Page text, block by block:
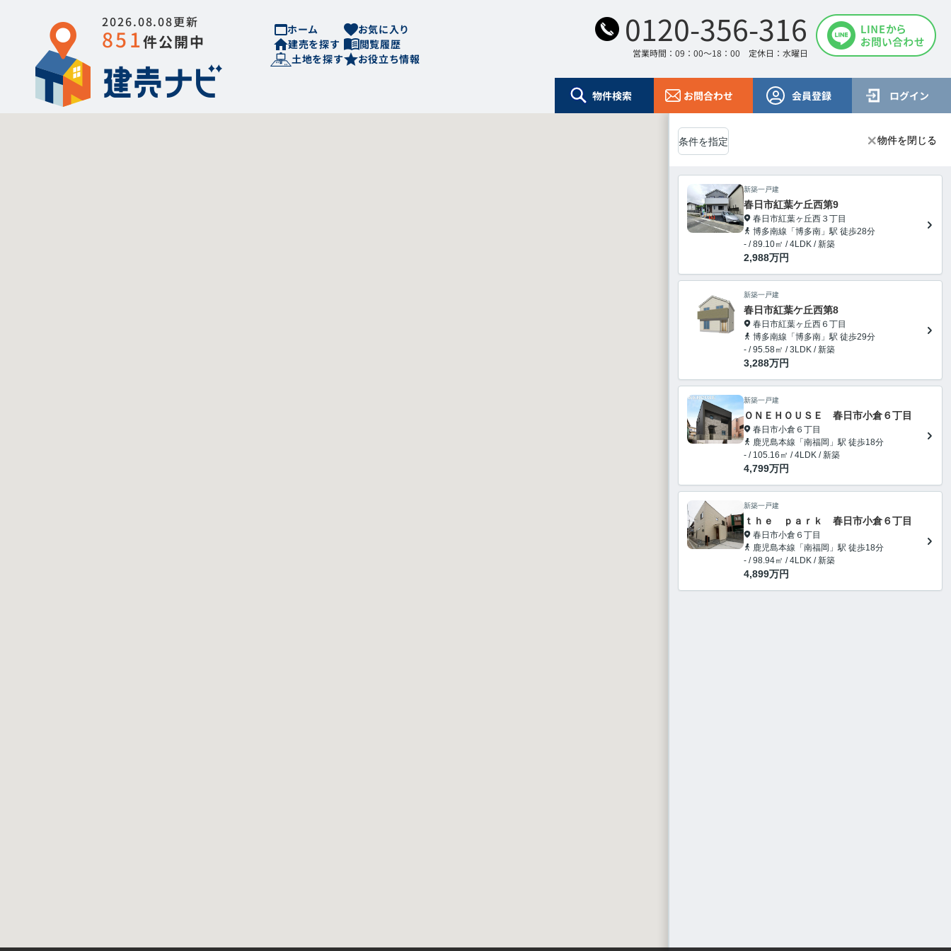
2026.08.08更新
851件公開中
ホーム
建売を探す
土地を探す
お気に入り
閲覧履歴
お役立ち情報
0120-356-316
営業時間：09：00～18：00 定休日：水曜日
物件検索 お問合わせ 会員登録 ログイン
条件を指定 物件を閉じる
新築一戸建
春日市紅葉ケ丘西第9
春日市紅葉ヶ丘西３丁目
博多南線「博多南」駅 徒歩28分
- / 89.10㎡ / 4LDK / 新築
2,988万円
新築一戸建
春日市紅葉ケ丘西第8
春日市紅葉ヶ丘西６丁目
博多南線「博多南」駅 徒歩29分
- / 95.58㎡ / 3LDK / 新築
3,288万円
新築一戸建
ＯＮＥＨＯＵＳＥ 春日市小倉６丁目
春日市小倉６丁目
鹿児島本線「南福岡」駅 徒歩18分
- / 105.16㎡ / 4LDK / 新築
4,799万円
新築一戸建
ｔｈｅ ｐａｒｋ 春日市小倉６丁目
春日市小倉６丁目
鹿児島本線「南福岡」駅 徒歩18分
- / 98.94㎡ / 4LDK / 新築
4,899万円
物件を閉じる